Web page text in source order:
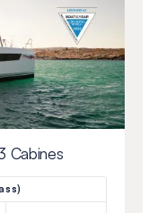
Cabines